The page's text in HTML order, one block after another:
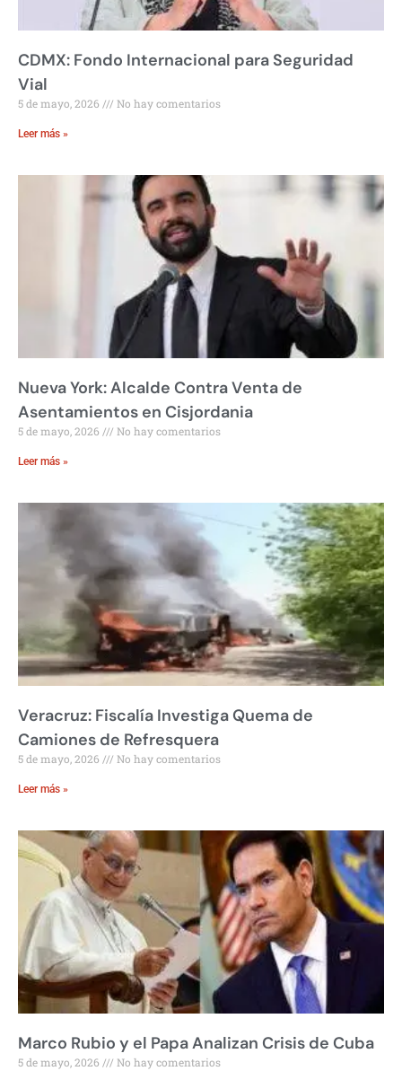
CDMX: Fondo Internacional para Seguridad
Vial
5 de mayo, 2026 No hay comentarios
Leer más »
Nueva York: Alcalde Contra Venta de
Asentamientos en Cisjordania
5 de mayo, 2026 No hay comentarios
Leer más »
Veracruz: Fiscalía Investiga Quema de
Camiones de Refresquera
5 de mayo, 2026 No hay comentarios
Leer más »
Marco Rubio y el Papa Analizan Crisis de Cuba
5 de mayo, 2026 No hay comentarios